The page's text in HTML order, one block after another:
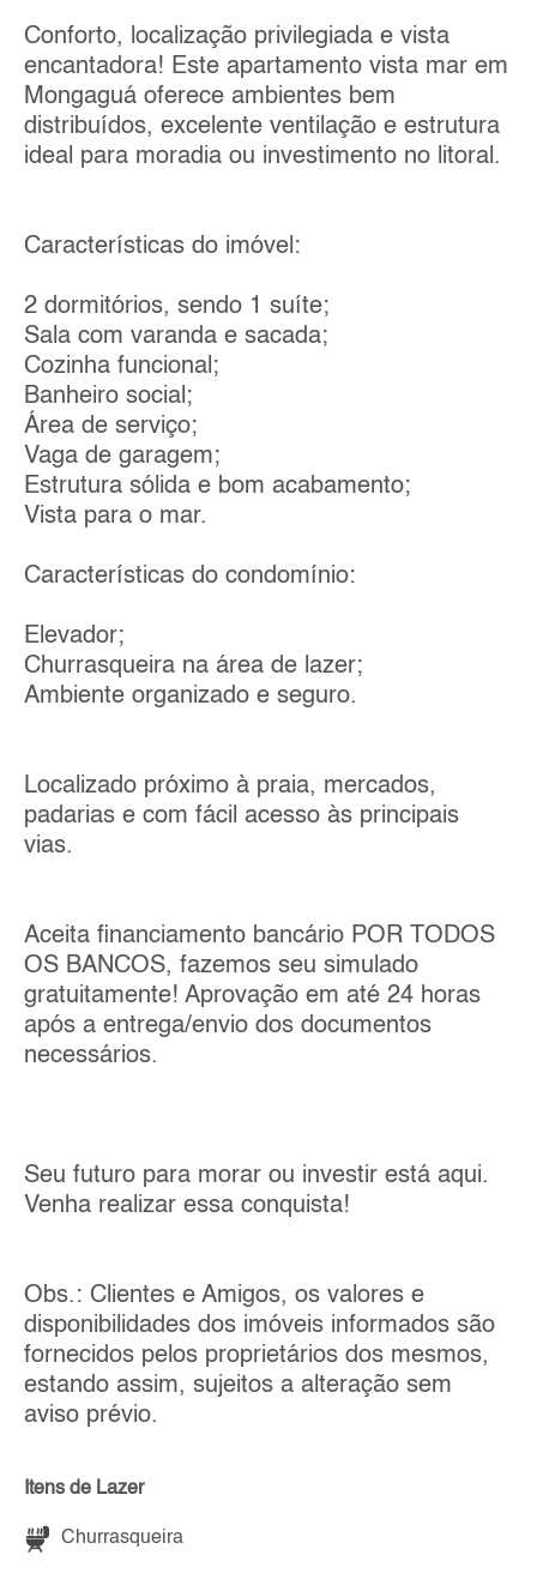
Conforto, localização privilegiada e vista
encantadora! Este apartamento vista mar em
Mongaguá oferece ambientes bem
distribuídos, excelente ventilação e estrutura
ideal para moradia ou investimento no litoral.
Características do imóvel:
2 dormitórios, sendo 1 suíte;
Sala com varanda e sacada;
Cozinha funcional;
Banheiro social;
Área de serviço;
Vaga de garagem;
Estrutura sólida e bom acabamento;
Vista para o mar.
Características do condomínio:
Elevador;
Churrasqueira na área de lazer;
Ambiente organizado e seguro.
Localizado próximo à praia, mercados,
padarias e com fácil acesso às principais
vias.
Aceita financiamento bancário POR TODOS
OS BANCOS, fazemos seu simulado
gratuitamente! Aprovação em até 24 horas
após a entrega/envio dos documentos
necessários.
Seu futuro para morar ou investir está aqui.
Venha realizar essa conquista!
Obs.: Clientes e Amigos, os valores e
disponibilidades dos imóveis informados são
fornecidos pelos proprietários dos mesmos,
estando assim, sujeitos a alteração sem
aviso prévio.
Itens de Lazer
Churrasqueira